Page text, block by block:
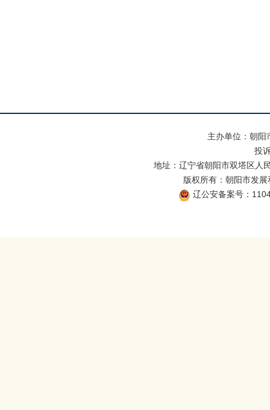
主办单位：朝
投
地址：辽宁省朝阳市双塔区人
版权所有：朝阳市发
辽公安备案号：